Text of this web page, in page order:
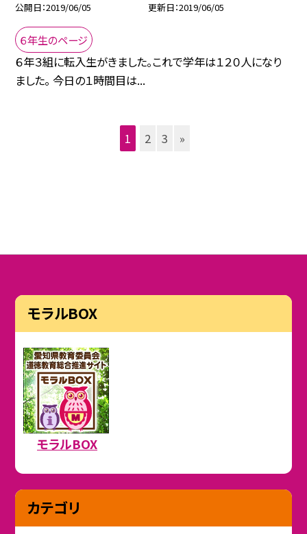
公開日 2019/06/05 更新日 2019/06/05
６年生のページ
６年３組に転入生がきました。これで学年は１２０人になり
ました。 今日の１時間目は...
1 2 3 »
モラルBOX
モラルBOX
カテゴリ